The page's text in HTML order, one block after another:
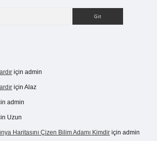
için admin
için Alaz
admin
Uzun
Haritasını Çizen Bilim Adamı Kimdir için admin